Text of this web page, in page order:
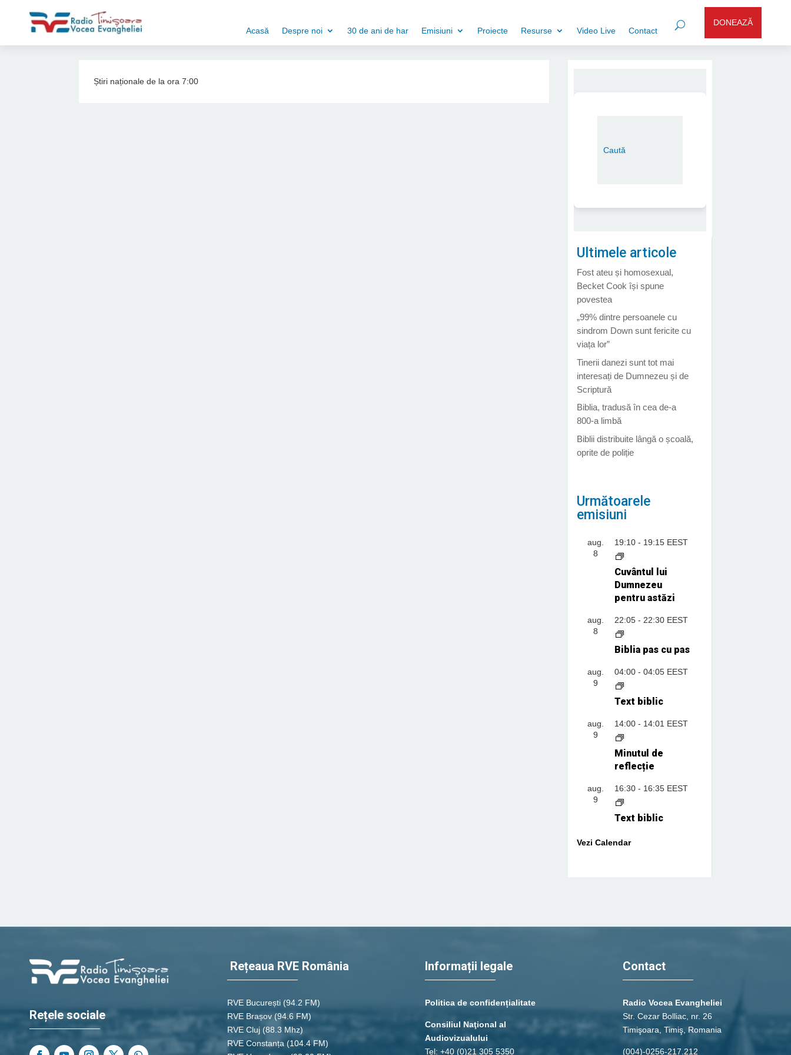
Acasă Despre noi 30 de ani de har Emisiuni Proiecte Resurse Video Live Contact
DONEAZĂ
Știri naționale de la ora 7:00
Ultimele articole
Fost ateu și homosexual,
Becket Cook își spune
povestea
„99% dintre persoanele cu
sindrom Down sunt fericite cu
viața lor”
Tinerii danezi sunt tot mai
interesați de Dumnezeu și de
Scriptură
Biblia, tradusă în cea de-a
800-a limbă
Biblii distribuite lângă o școală,
oprite de poliție
Următoarele
emisiuni
aug.
8
19:10- 19:15 EEST
Cuvântul lui
Dumnezeu
pentru astăzi
aug.
8
22:05- 22:30 EEST
Biblia pas cu pas
aug.
9
04:00- 04:05 EEST
Text biblic
aug.
9
14:00- 14:01 EEST
Minutul de
reflecție
aug.
9
16:30- 16:35 EEST
Text biblic
Vezi Calendar
Rețele sociale
Rețeaua RVE România
RVE București (94.2 FM)
RVE Brașov (94.6 FM)
RVE Cluj (88.3 Mhz)
RVE Constanța (104.4 FM)
Informații legale
Politica de confidențialitate
Consiliul Naţional al
Audiovizualului
Tel: +40 (0)21 305 5350
Contact
Radio Vocea Evangheliei
Str. Cezar Bolliac, nr. 26
Timişoara, Timiş, Romania
(004)-0256-217.212